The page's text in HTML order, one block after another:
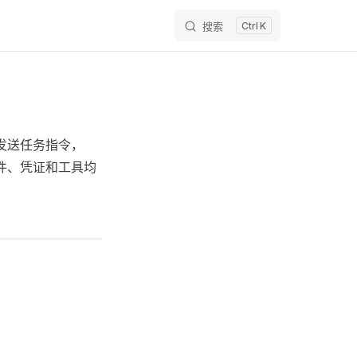
搜索 K
任务指令，
、凭证和工具均